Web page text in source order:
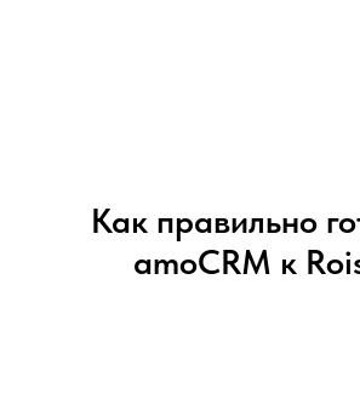
Как правильно
amoCRM к